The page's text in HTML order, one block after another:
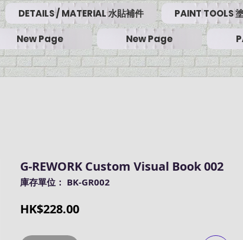
DETAILS / MATERIAL 水貼補件 PAINT TOOLS
New Page New Page
G-REWORK Custom Visual Book 002
庫存單位： BK-GR002
HK$228.00價